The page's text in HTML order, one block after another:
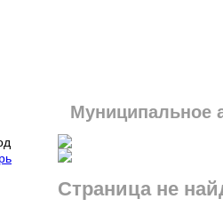
Муниципальное
Страница не